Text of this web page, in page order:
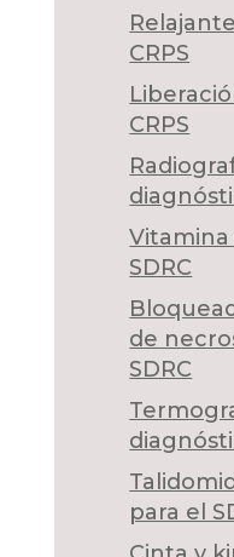
CRPS
CRPS
Vitamina
SDRC
de
SDRC
para el